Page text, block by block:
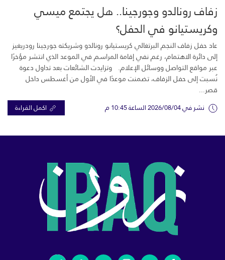
زفاف رونالدو وجورجينا.. هل يجتمع ميسي
وكريستيانو في الحفل؟
عاد حفل زفاف النجم البرتغالي كريستيانو رونالدو وشريكته جورجينا رودريغيز
إلى دائرة الاهتمام، رغم نفي إقامة المراسم في الموعد الذي انتشر مؤخرًا
عبر مواقع التواصل ووسائل الإعلام. وتزايدت الشائعات بعد تداول دعوة
نُسبت إلى حفل الزفاف، تضمنت موعدًا في الأول من أغسطس داخل
قصر...
نشر في 2026/08/04 الساعة 10:45 م اكمل القراءة